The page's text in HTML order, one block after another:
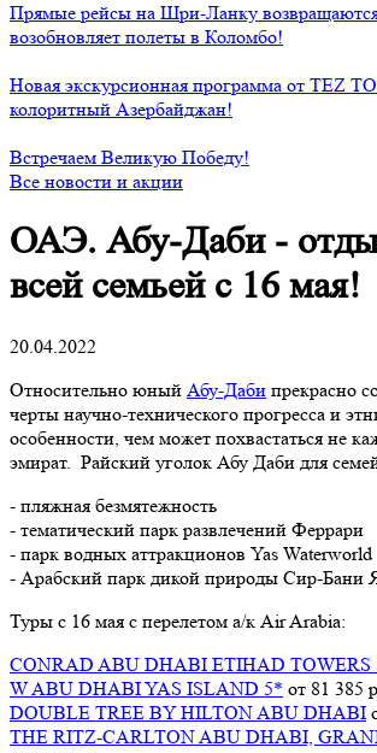
Прямые рейсы на Шри-Ланку
возобновляет полеты в Коломбо!
Новая экскурсионная программа от TEZ
колоритный Азербайджан!
Встречаем Великую Победу!
Все новости и акции
ОАЭ. Абу-Даби -
всей семьей с 16 мая!
20.04.2022
Относительно юный Абу-Даби прекрасно
черты научно-технического прогресса и
особенности, чем может похвастаться не
эмират. Райский уголок Абу Даби для
- пляжная безмятежность
- тематический парк развлечений Феррари
- парк водных аттракционов Yas Waterworld
- Арабский парк дикой природы Сир-Бани
Туры с 16 мая с перелетом а/к Air Arabia:
CONRAD ABU DHABI ETIHAD TOWERS
W ABU DHABI YAS ISLAND 5* от 81 385
DOUBLE TREE BY HILTON ABU DHABI
THE RITZ-CARLTON ABU DHABI,